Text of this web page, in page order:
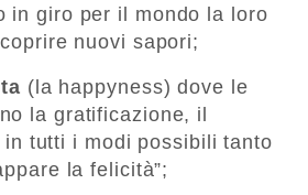
in giro per il mondo la loro
nuovi sapori;
(la happyness) dove le
la gratificazione, il
in tutti i modi possibili tanto
la felicità”;